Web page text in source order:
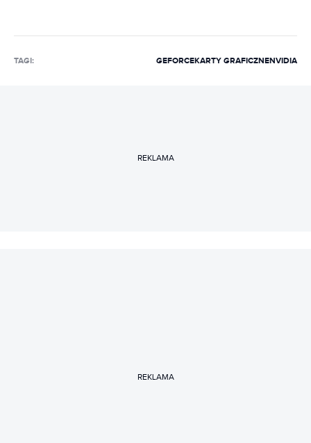
TAGI: GEFORCEKARTY GRAFICZNENVIDIA
REKLAMA
REKLAMA